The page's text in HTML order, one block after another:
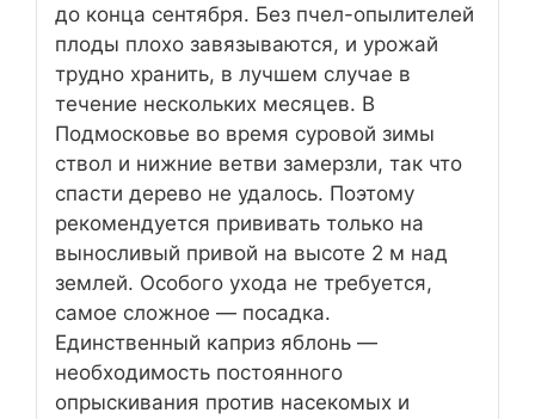
до конца сентября. Без пчел-опылителей
плоды плохо завязываются, и урожай
трудно хранить, в лучшем случае в
течение нескольких месяцев. В
Подмосковье во время суровой зимы
ствол и нижние ветви замерзли, так что
спасти дерево не удалось. Поэтому
рекомендуется прививать только на
выносливый привой на высоте 2 м над
землей. Особого ухода не требуется,
самое сложное — посадка.
Единственный каприз яблонь —
необходимость постоянного
опрыскивания против насекомых и